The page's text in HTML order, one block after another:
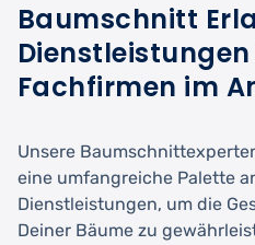
Baumschnitt
Fachfirmen im
Unsere
eine umfangreiche Palette
Dienstleistungen, um die
Deiner Bäume zu